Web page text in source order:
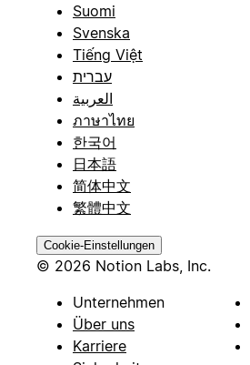
Suomi
Svenska
Tiếng Việt
עברית
العربية
ภาษาไทย
한국어
日本語
简体中文
繁體中文
Cookie-Einstellungen
© 2026 Notion Labs, Inc.
Unternehmen
Über uns
Karriere